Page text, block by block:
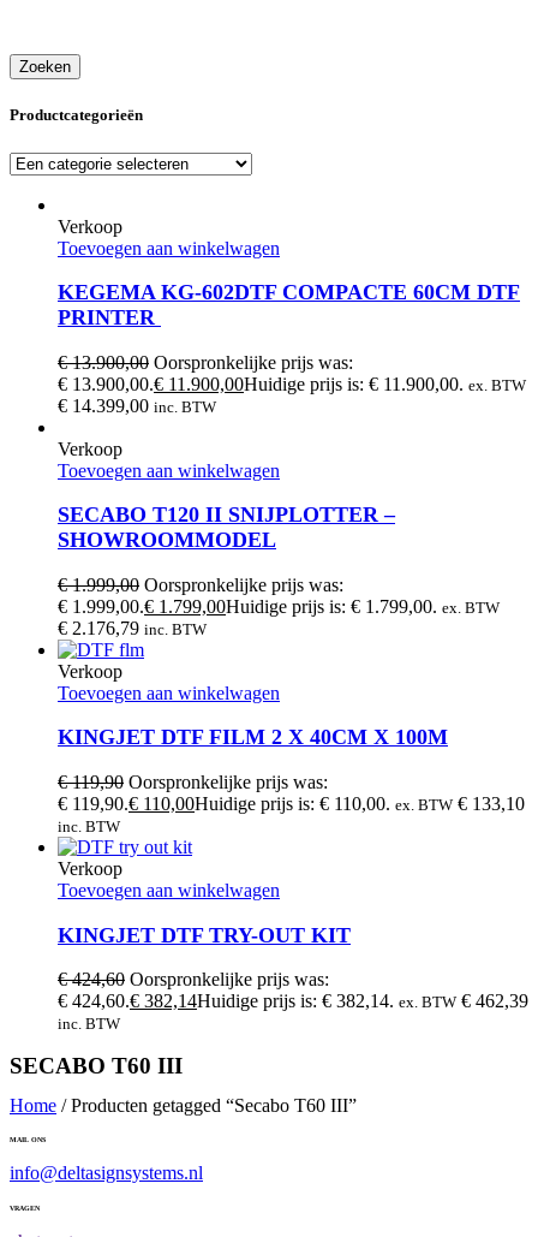
Zoeken
Productcategorieën
Verkoop
Toevoegen aan winkelwagen
KEGEMA KG-602DTF COMPACTE 60CM DTF
PRINTER
€13.900,00 Oorspronkelijke prijs was:
€ 13.900,00.€ 11.900,00Huidige prijs is: € 11.900,00. ex. BTW
€ 14.399,00 inc. BTW
Verkoop
Toevoegen aan winkelwagen
SECABO T120 II SNIJPLOTTER –
SHOWROOMMODEL
€1.999,00 Oorspronkelijke prijs was:
€ 1.999,00.€ 1.799,00Huidige prijs is: € 1.799,00. ex. BTW
€ 2.176,79 inc. BTW
Verkoop
Toevoegen aan winkelwagen
KINGJET DTF FILM 2 X 40CM X 100M
€119,90 Oorspronkelijke prijs was:
€ 119,90.€ 110,00Huidige prijs is: € 110,00. ex. BTW € 133,10
inc. BTW
Verkoop
Toevoegen aan winkelwagen
KINGJET DTF TRY-OUT KIT
€424,60 Oorspronkelijke prijs was:
€ 424,60.€ 382,14Huidige prijs is: € 382,14. ex. BTW € 462,39
inc. BTW
SECABO T60 III
Home / Producten getagged “Secabo T60 III”
MAIL ONS
info@deltasignsystems.nl
VRAGEN